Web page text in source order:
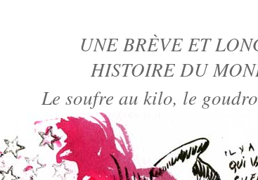
UNE BRÈVE ET
HISTOIRE DU
Le soufre au kilo, le